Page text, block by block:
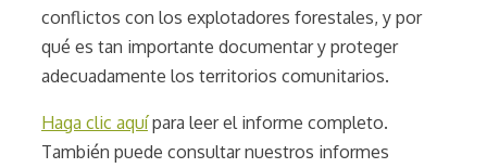
conflictos con los explotadores forestales, y por
qué es tan importante documentar y proteger
adecuadamente los territorios comunitarios.
Haga clic aquípara leer el informe completo.
También puede consultar nuestros informes